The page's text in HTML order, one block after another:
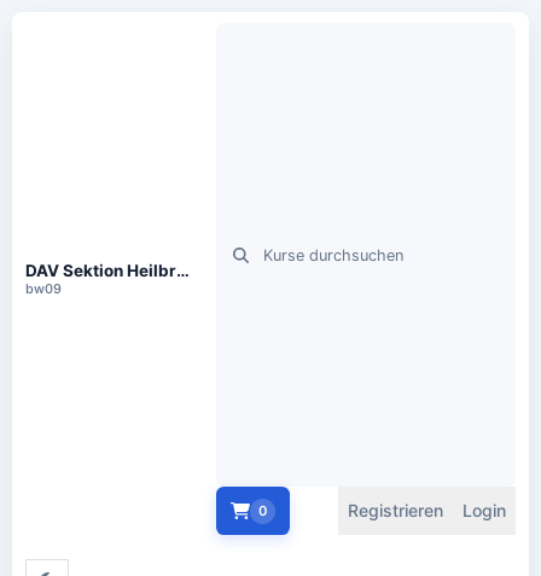
DAV Sektion Heilbronne.V., Lichtenbergerstr. 17, 74076 Heilbronn
bw09
0 Registrieren Login